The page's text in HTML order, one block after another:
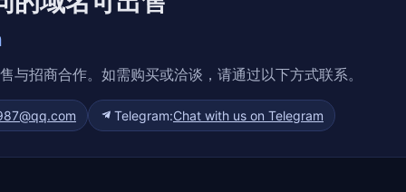
与招商合作。如需购买或洽谈，请通过以下方式联系。
Telegram:Chat with us on Telegram